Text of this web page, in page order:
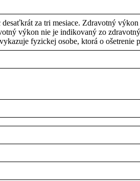
za tri mesiace. Zdravotný výkon
výkon nie je indikovaný zo
fyzickej osobe, ktorá o ošetrenie